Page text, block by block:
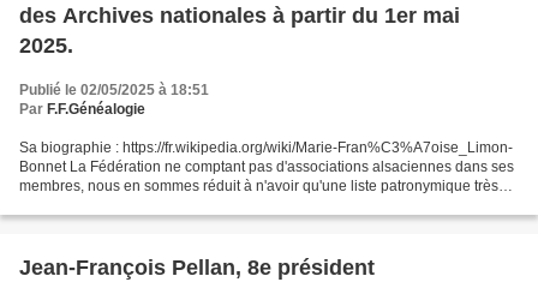
des Archives nationales à partir du 1er mai
2025.
Publié le 02/05/2025 à 18:51
Par F.F.Généalogie
Sa biographie : https://fr.wikipedia.org/wiki/Marie-Fran%C3%A7oise_Limon-
Bonnet La Fédération ne comptant pas d'associations alsaciennes dans ses
membres, nous en sommes réduit à n'avoir qu'une liste patronymique très
Jean-François Pellan, 8e président